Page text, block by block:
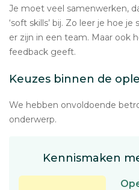
Je moet veel samenwerken,
‘soft skills’ bij. Zo leer je hoe
er zijn in een team. Maar ook
feedback geeft.
Keuzes binnen de
We hebben onvoldoende
onderwerp.
Kennismaken